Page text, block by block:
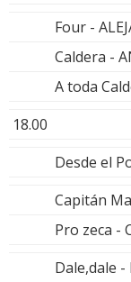
Four -
Caldera -
A toda
18.00
Desde el
Capitán
Pro zeca -
Dale,dale -